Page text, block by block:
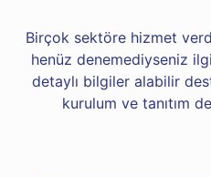
Birçok sektöre hizmet
henüz denemediyseniz
detaylı bilgiler alabilir
kurulum ve tanıtım